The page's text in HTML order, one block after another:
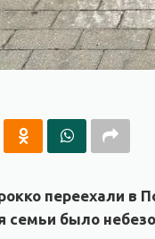
переехали в
семьи было